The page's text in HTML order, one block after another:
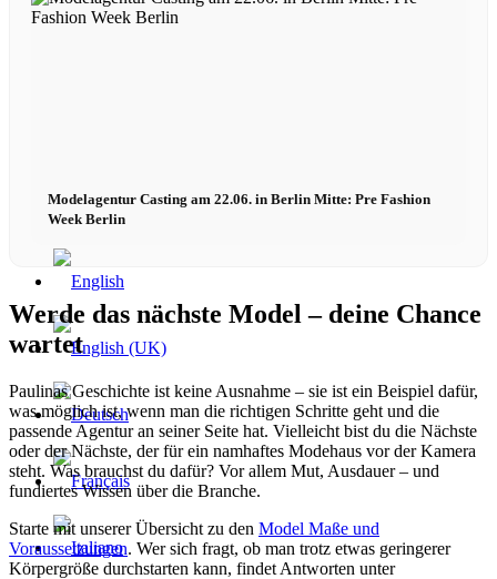
Contacto
x YouTube
Modelagentur Casting am 22.06. in Berlin Mitte: Pre Fashion
Week Berlin
Werde das nächste Model – deine Chance
wartet
Paulinas Geschichte ist keine Ausnahme – sie ist ein Beispiel dafür,
was möglich ist, wenn man die richtigen Schritte geht und die
passende Agentur an seiner Seite hat. Vielleicht bist du die Nächste
oder der Nächste, der für ein namhaftes Modehaus vor der Kamera
steht. Was brauchst du dafür? Vor allem Mut, Ausdauer – und
fundiertes Wissen über die Branche.
Starte mit unserer Übersicht zu den Model Maße und
Voraussetzungen. Wer sich fragt, ob man trotz etwas geringerer
Körpergröße durchstarten kann, findet Antworten unter